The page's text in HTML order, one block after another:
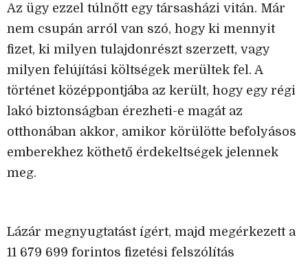
Az ügy ezzel túlnőtt egy társasházi vitán. Már
nem csupán arról van szó, hogy ki mennyit
fizet, ki milyen tulajdonrészt szerzett, vagy
milyen felújítási költségek merültek fel. A
történet középpontjába az került, hogy egy régi
lakó biztonságban érezheti-e magát az
otthonában akkor, amikor körülötte befolyásos
emberekhez köthető érdekeltségek jelennek
meg.
Lázár megnyugtatást ígért, majd megérkezett a
11 679 699 forintos fizetési felszólítás